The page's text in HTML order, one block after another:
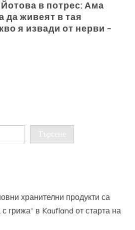
в потрес: Ама
да живеят в тая
я извади от нерви –
Търсене
хранителни продукти са
грижа“ в Kaufland от старта на